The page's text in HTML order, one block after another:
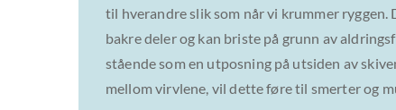
til hverandre slik som når vi krummer
bakre deler og kan briste på grunn av
stående som en utposning på utsiden av
mellom virvlene, vil dette føre til smerter og